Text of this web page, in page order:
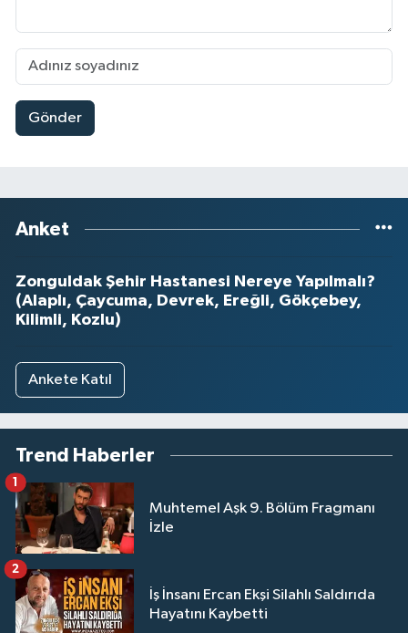
Gönder
Anket
Zonguldak Şehir Hastanesi Nereye Yapılmalı?
(Alaplı, Çaycuma, Devrek, Ereğli, Gökçebey,
Kilimli, Kozlu)
Ankete Katıl
Trend Haberler
Muhtemel Aşk 9. Bölüm Fragmanı
İzle
1
İş İnsanı Ercan Ekşi Silahlı Saldırıda
Hayatını Kaybetti
2